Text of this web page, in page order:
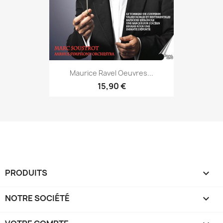
Maurice Ravel Oeuvres...
15,90 €
PRODUITS 
NOTRE SOCIÉTÉ 